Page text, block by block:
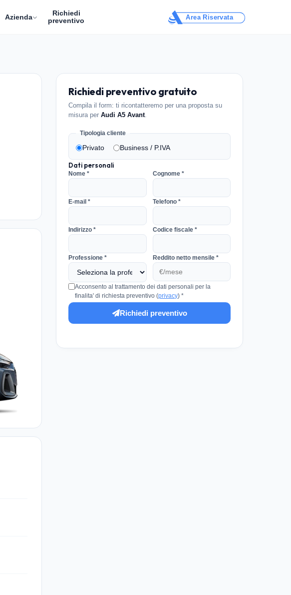
Azienda
Richiedi
preventivo
Area Riservata
Richiedi preventivo gratuito
Compila il form: ti ricontatteremo per una proposta su
misura perAudi A5 Avant.
Tipologia cliente
Privato Business / P.IVA
Dati personali
Nome * Cognome *
E-mail * Telefono *
Indirizzo * Codice fiscale *
Professione * Reddito netto mensile *
Acconsento al trattamento dei dati personali per la
finalita' di richiesta preventivo (privacy) *
Richiedi preventivo